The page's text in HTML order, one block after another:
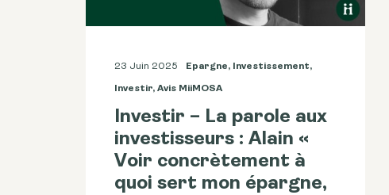
23 Juin 2025 Epargne, Investissement,
Investir, Avis MiiMOSA
Investir – La parole aux
investisseurs : Alain «
Voir concrètement à
quoi sert mon épargne,